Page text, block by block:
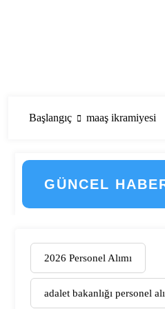
Başlangıç maaş ikramiyesi
GÜNCEL
Detayları
Hastanesi Personel Alımı
2026 Personel Alımı
adalet bakanlığı personel